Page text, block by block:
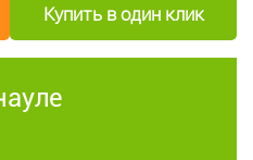
Купить в один клик